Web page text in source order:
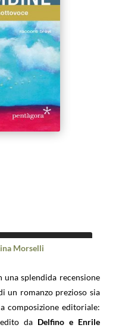
Morselli
splendida recensione
un romanzo prezioso sia
composizione editoriale:
da Delfino e Enrile